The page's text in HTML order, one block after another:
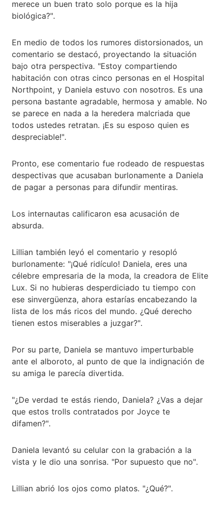
merece un buen trato solo porque es la hija
biológica?".
En medio de todos los rumores distorsionados, un
comentario se destacó, proyectando la situación
bajo otra perspectiva. "Estoy compartiendo
habitación con otras cinco personas en el Hospital
Northpoint, y Daniela estuvo con nosotros. Es una
persona bastante agradable, hermosa y amable. No
se parece en nada a la heredera malcriada que
todos ustedes retratan. ¡Es su esposo quien es
despreciable!".
Pronto, ese comentario fue rodeado de respuestas
despectivas que acusaban burlonamente a Daniela
de pagar a personas para difundir mentiras.
Los internautas calificaron esa acusación de
absurda.
Lillian también leyó el comentario y resopló
burlonamente: "¡Qué ridículo! Daniela, eres una
célebre empresaria de la moda, la creadora de Elite
Lux. Si no hubieras desperdiciado tu tiempo con
ese sinvergüenza, ahora estarías encabezando la
lista de los más ricos del mundo. ¿Qué derecho
tienen estos miserables a juzgar?".
Por su parte, Daniela se mantuvo imperturbable
ante el alboroto, al punto de que la indignación de
su amiga le parecía divertida.
"¿De verdad te estás riendo, Daniela? ¿Vas a dejar
que estos trolls contratados por Joyce te
difamen?".
Daniela levantó su celular con la grabación a la
vista y le dio una sonrisa. "Por supuesto que no".
Lillian abrió los ojos como platos. "¿Qué?".